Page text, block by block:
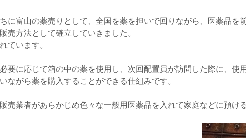
に富山の薬売りとして、全国を薬を担いで回りながら、医薬品を
売方法として確立していきました。
ています。
要に応じて箱の中の薬を使用し、次回配置員が訪問した際に、使
ながら薬を購入することができる仕組みです。
売業者があらかじめ色々な一般用医薬品を入れて家庭などに預け